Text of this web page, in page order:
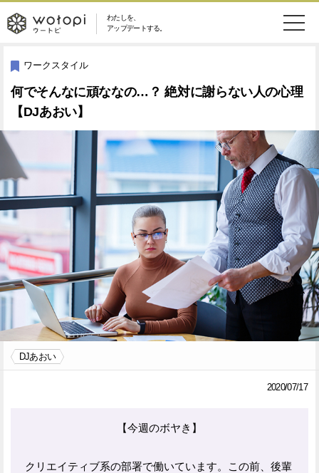
わたしを、
アップデートする。
wotopi
-
ウ
メ
ニ
ー
恋愛・結婚
美容・コスメ 妊娠・出産
健康 ワークスタイル
ライフスタイル ファッション
ソーシャル SDGs
アイテム
検
ウートピとは？
ワークスタイル
何でそんなに頑ななの…？ 絶対に謝らない人の心理
【DJあおい】
DJあおい
2020/07/17
【今週のボヤき】
クリエイティブ系の部署で働いています。この前、後輩